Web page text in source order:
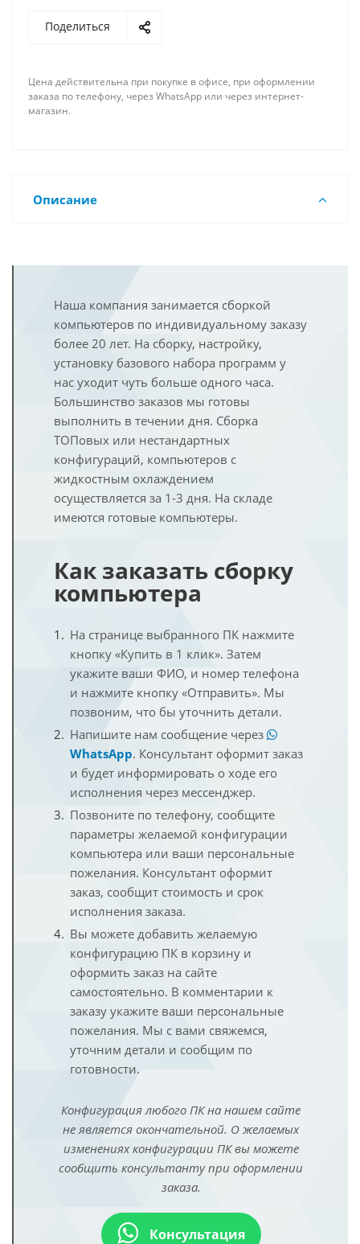
Поделиться
Цена действительна при покупке в офисе, при оформлении
заказа по телефону, через WhatsApp или через интернет-
магазин.
Описание
Наша компания занимается сборкой
компьютеров по индивидуальному заказу
более 20 лет. На сборку, настройку,
установку базового набора программ у
нас уходит чуть больше одного часа.
Большинство заказов мы готовы
выполнить в течении дня. Сборка
ТОПовых или нестандартных
конфигураций, компьютеров с
жидкостным охлаждением
осуществляется за 1-3 дня. На складе
имеются готовые компьютеры.
Как заказать сборку
компьютера
На странице выбранного ПК нажмите
кнопку «Купить в 1 клик». Затем
укажите ваши ФИО, и номер телефона
и нажмите кнопку «Отправить». Мы
позвоним, что бы уточнить детали.
Напишите нам сообщение через
WhatsApp. Консультант оформит заказ
и будет информировать о ходе его
исполнения через мессенджер.
Позвоните по телефону, сообщите
параметры желаемой конфигурации
компьютера или ваши персональные
пожелания. Консультант оформит
заказ, сообщит стоимость и срок
исполнения заказа.
Вы можете добавить желаемую
конфигурацию ПК в корзину и
оформить заказ на сайте
самостоятельно. В комментарии к
заказу укажите ваши персональные
пожелания. Мы с вами свяжемся,
уточним детали и сообщим по
готовности.
Конфигурация любого ПК на нашем сайте
не является окончательной. О желаемых
изменениях конфигурации ПК вы можете
сообщить консультанту при оформлении
заказа.
Консультация